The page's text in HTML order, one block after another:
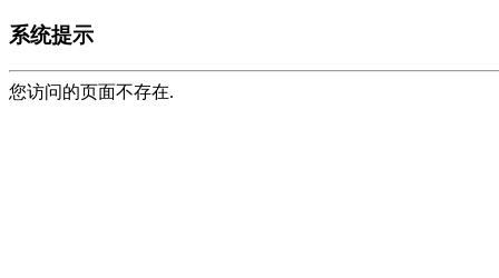
系统提示
您访问的页面不存在.